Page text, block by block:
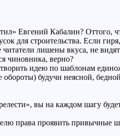
Евгений Кабалин?
для строительства. Если
читатели лишены вкуса, не
чиновника, верно?
идею по шаблонам
будучи неясной,
вы на каждом шагу
права проявить